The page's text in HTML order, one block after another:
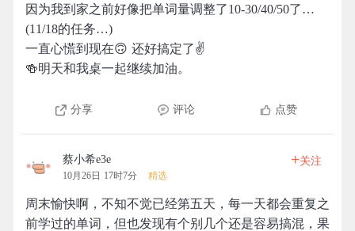
因为我到家之前好像把单词量调整了10-30/40/50了…
(11/18的任务…)
一直心慌到现在🙃 还好搞定了✌️
🍻明天和我桌一起继续加油。
分享 评论 点赞
蔡小希e3e
10月26日 17时7分 精选
+关注
周末愉快啊，不知不觉已经第五天，每一天都会重复之
前学过的单词，但也发现有个别几个还是容易搞混，果